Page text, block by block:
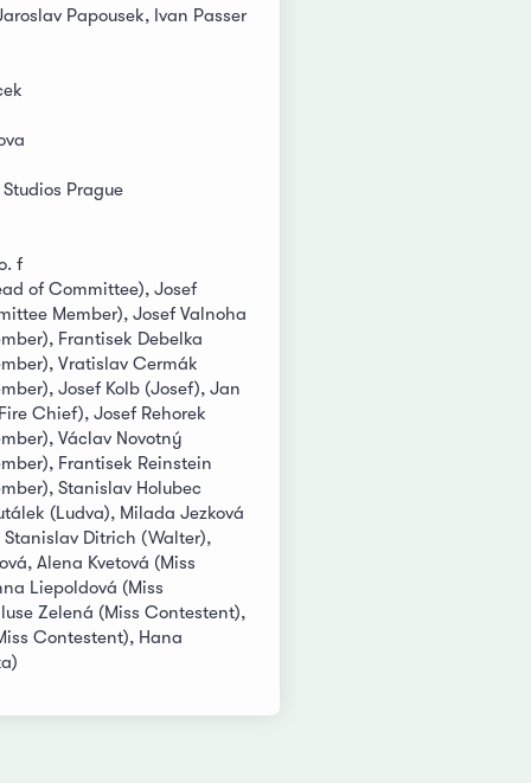
Papousek, Ivan Passer
Prague
f
of Committee), Josef
Member), Josef Valnoha
Frantisek Debelka
Vratislav Cermák
Josef Kolb (Josef), Jan
Chief), Josef Rehorek
Václav Novotný
Frantisek Reinstein
Stanislav Holubec
(Ludva), Milada Jezková
Ditrich (Walter),
Alena Kvetová (Miss
Liepoldová (Miss
Zelená (Miss Contestent),
Contestent), Hana